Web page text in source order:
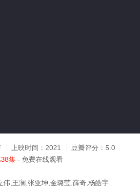
上映时间： 2021 豆瓣评分： 5.0
集 - 免费在线观看
伟,王澜,张亚坤,金璐莹,薛奇,杨皓宇